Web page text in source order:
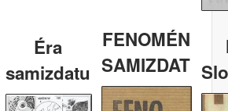
Éra
samizdatu
FENOMÉN
SAMIZDAT